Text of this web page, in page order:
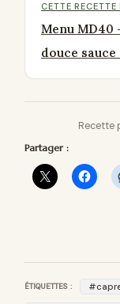
CETTE
Menu
douce
Recette
Partager :
ÉTIQUETTES :